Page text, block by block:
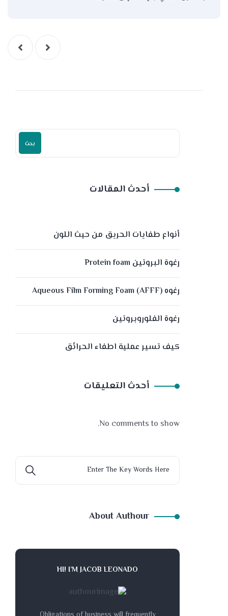
بحث
أحدث المقالات
أنواع طفايات الحريق من حيث اللون
رغوة البروتين Protein foam
رغوه (Aqueous Film Forming Foam (AFFF
رغوة الفلوروبروتين
كيف تسير عملية اطفاء الحرائق
أحدث التعليقات
No comments to show.
About Authour
HI! I’M JACOB LEONADO